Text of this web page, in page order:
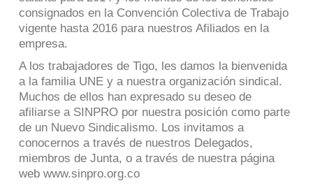
consignados en la Convención Colectiva de Trabajo
vigente hasta 2016 para nuestros Afiliados en la
empresa.
A los trabajadores de Tigo, les damos la bienvenida
a la familia UNE y a nuestra organización sindical.
Muchos de ellos han expresado su deseo de
afiliarse a SINPRO por nuestra posición como parte
de un Nuevo Sindicalismo. Los invitamos a
conocernos a través de nuestros Delegados,
miembros de Junta, o a través de nuestra página
web www.sinpro.org.co